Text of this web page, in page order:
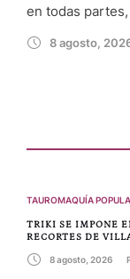
en todas
durante los
habitual y
8 agosto,
TAUROMAQUÍA
TRIKI SE IMPONE
RECORTES DE
8 agosto, 2026